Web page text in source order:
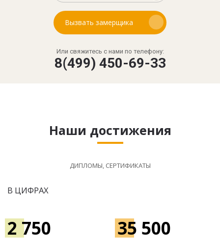
Вызвать замерщика
Или свяжитесь с нами по телефону:
8(499) 450-69-33
Наши достижения
ДИПЛОМЫ, СЕРТИФИКАТЫ
В ЦИФРАХ
2 750 35 500